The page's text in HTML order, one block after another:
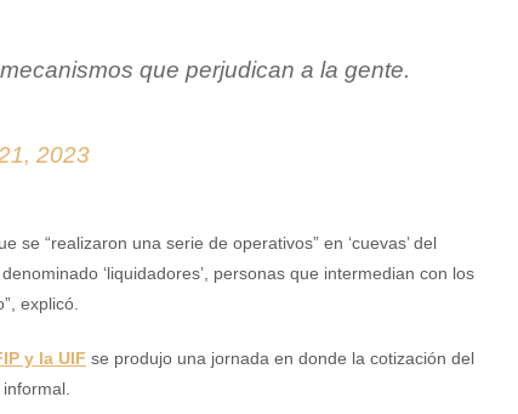
que perjudican a la gente.
2023
“realizaron una serie de operativos” en ‘cuevas’ del
‘liquidadores’, personas que intermedian con los
explicó.
y la UIF se produjo una jornada en donde la cotización del